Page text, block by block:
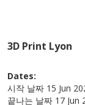
3D Print Lyon
Dates:
시작 날짜 15 Jun
끝나는 날짜 17 Jun